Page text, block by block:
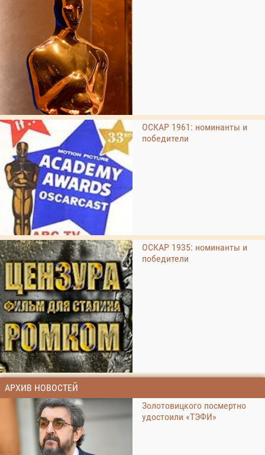
ОСКАР 1961: номинанты и
победители
ОСКАР 1935: номинанты и
победители
АРХИВ НОВОСТЕЙ
Золотовицкого посмертно
удостоили «ТЭФИ»